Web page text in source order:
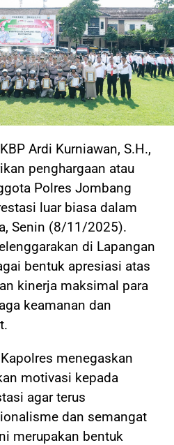
Ardi Kurniawan, S.H.,
penghargaan atau
Polres Jombang
luar biasa dalam
Senin (8/11/2025).
di Lapangan
bentuk apresiasi atas
kinerja maksimal para
keamanan dan
menegaskan
motivasi kepada
agar terus
dan semangat
merupakan bentuk